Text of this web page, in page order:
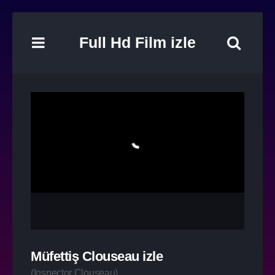
Full Hd Film izle
Müfettiş Clouseau izle
(Inspector Clouseau)